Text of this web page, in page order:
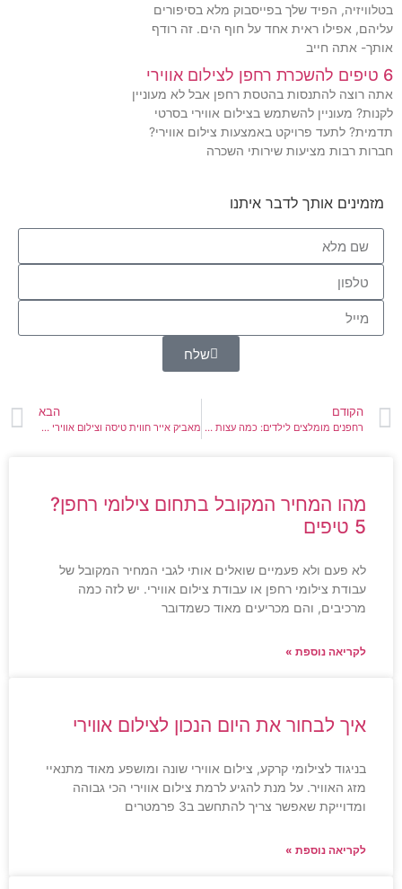
בטלוויזיה, הפיד שלך בפייסבוק מלא בסיפורים
עליהם, אפילו ראית אחד על חוף הים. זה רודף
אותך- אתה חייב
6 טיפים להשכרת רחפן לצילום אווירי
אתה רוצה להתנסות בהטסת רחפן אבל לא מעוניין
לקנות? מעוניין להשתמש בצילום אווירי בסרטי
תדמית? לתעד פרויקט באמצעות צילום אווירי?
חברות רבות מציעות שירותי השכרה
מזמינים אותך לדבר איתנו
שלח
הקודם
רחפנים מומלצים לילדים: כמה עצות שימושיות
הבא
מאביק אייר חווית טיסה וצילום אווירי מדהים לכל חובב
מהו המחיר המקובל בתחום צילומי רחפן?
5 טיפים
לא פעם ולא פעמיים שואלים אותי לגבי המחיר המקובל של
עבודת צילומי רחפן או עבודת צילום אווירי. יש לזה כמה
מרכיבים, והם מכריעים מאוד כשמדובר
לקריאה נוספת »
איך לבחור את היום הנכון לצילום אווירי
בניגוד לצילומי קרקע, צילום אווירי שונה ומושפע מאוד מתנאיי
מזג האוויר. על מנת להגיע לרמת צילום אווירי הכי גבוהה
ומדוייקת שאפשר צריך להתחשב ב3 פרמטרים
לקריאה נוספת »